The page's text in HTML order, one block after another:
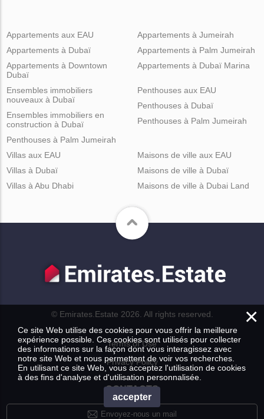
Appartements aux EAU
Appartements à Dubaï
Appartements à Downtown
Dubaï
Appartements à Jumeirah
Appartements à Palm Jumeirah
Appartements à Dubaï Marina
Ensembles immobiliers
nouveaux à Dubaï
Ensembles immobiliers en
construction à Dubaï
Penthouses à Palm Jumeirah
Penthouses aux EAU
Penthouses à Dubaï
Penthouses à Palm Jumeirah
Villas aux EAU
Villas à Dubaï
Villas à Abu Dhabi
Maisons de ville aux EAU
Maisons de ville à Dubaï
Maisons de ville à Dubai Land
© Emirates.Estate 2026. All rights reserved.
Terms of Use
Privacy Policy
CONTACTS
Envoyez-nous un mail
×
Ce site Web utilise des cookies pour vous offrir la meilleure
expérience possible. Ces cookies sont utilisés pour collecter
des informations sur la façon dont vous interagissez avec
notre site Web et nous permettent de voir vos recherches.
En utilisant ce site Web, vous acceptez l'utilisation de cookies
à des fins d'analyse et d'utilisation personnalisée.
accepter